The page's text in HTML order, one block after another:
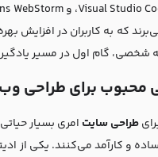
که به کاربران در افزایش
محبوب برای طراحی وب
طراحی سایت